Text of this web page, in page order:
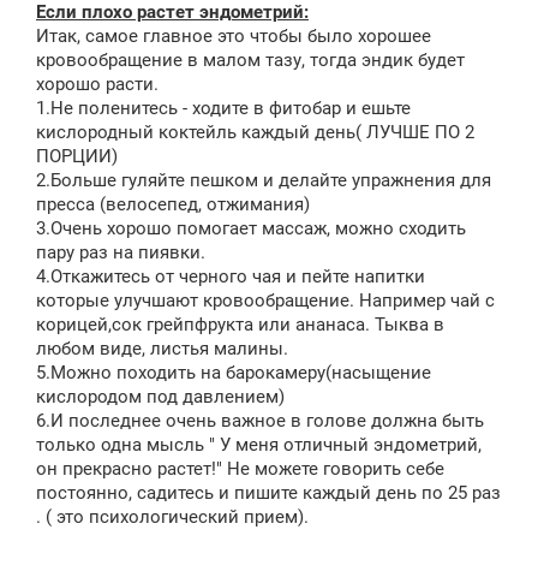
б
щ
н
Если плохо растет эндометрий:
Итак, самое главное это чтобы было хорошее
кровообращение в малом тазу, тогда эндик будет
хорошо расти.
1.Не поленитесь - ходите в фитобар и ешьте
кислородный коктейль каждый день( ЛУЧШЕ ПО 2
ПОРЦИИ)
2.Больше гуляйте пешком и делайте упражнения для
пресса (велосепед, отжимания)
3.Очень хорошо помогает массаж, можно сходить
пару раз на пиявки.
4.Откажитесь от черного чая и пейте напитки
которые улучшают кровообращение. Например чай с
корицей,сок грейпфрукта или ананаса. Тыква в
любом виде, листья малины.
5.Можно походить на барокамеру(насыщение
кислородом под давлением)
6.И последнее очень важное в голове должна быть
только одна мысль " У меня отличный эндометрий,
он прекрасно растет!" Не можете говорить себе
постоянно, садитесь и пишите каждый день по 25 раз
. ( это психологический прием).